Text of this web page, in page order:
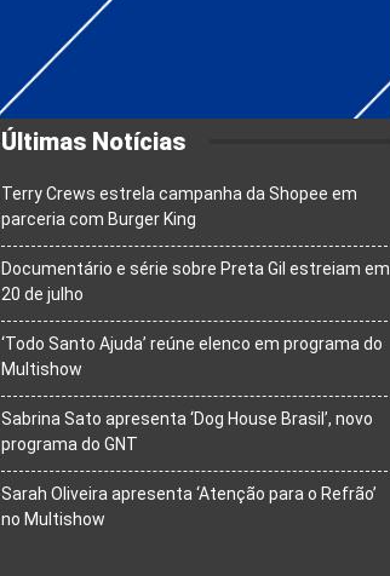
Últimas Notícias
Terry Crews estrela campanha da Shopee em
parceria com Burger King
Documentário e série sobre Preta Gil estreiam em
20 de julho
‘Todo Santo Ajuda’ reúne elenco em programa do
Multishow
Sabrina Sato apresenta ‘Dog House Brasil’, novo
programa do GNT
Sarah Oliveira apresenta ‘Atenção para o Refrão’
no Multishow